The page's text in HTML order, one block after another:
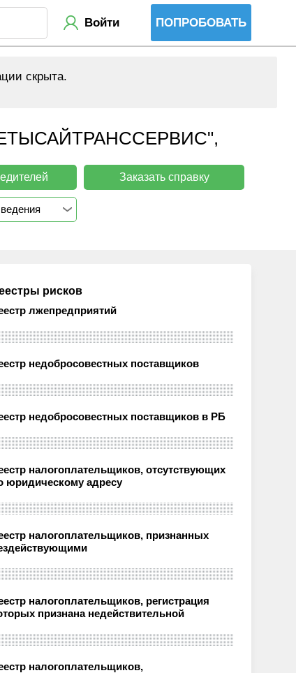
Войти ПОПРОБОВАТЬ
скрыта.
Заказать справку
рисков
лжепредприятий
недобросовестных поставщиков
недобросовестных поставщиков в РБ
налогоплательщиков, отсутствующих
юридическому адресу
налогоплательщиков, признанных
налогоплательщиков, регистрация
признана недействительной
налогоплательщиков,